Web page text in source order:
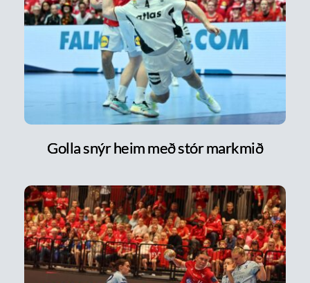
Golla snýr heim með stór markmið